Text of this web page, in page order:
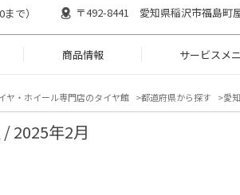
で） 〒492-8441 愛知県稲沢市福島町
商品情報 サービスメ
ヤ・ホイール専門店のタイヤ館 都道府県から探す 愛
2025年2月